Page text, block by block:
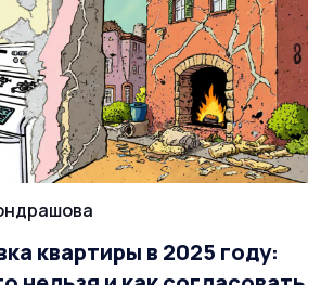
квартиры в 2025 году: